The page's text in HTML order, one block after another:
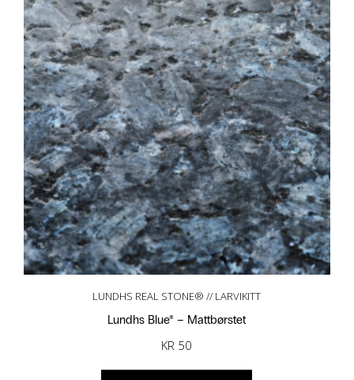
LUNDHS REAL STONE® // LARVIKITT
Lundhs Blue® – Mattbørstet
KR 50